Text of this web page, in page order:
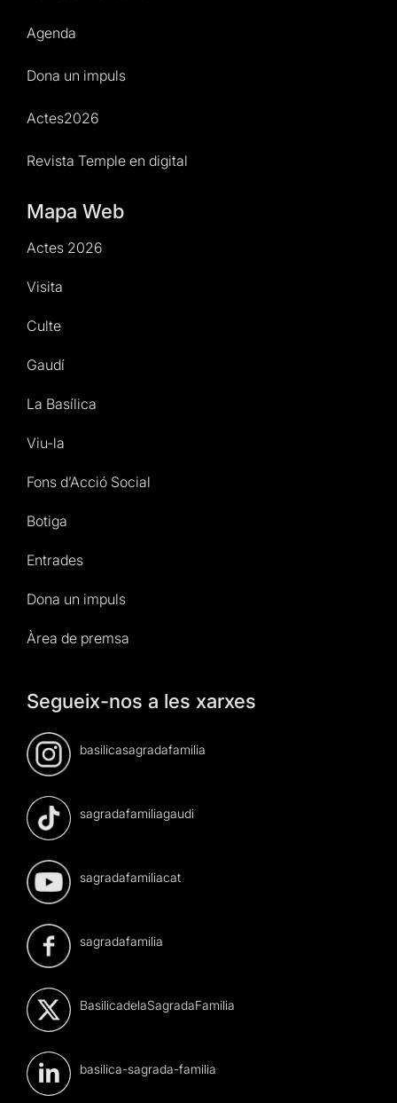
Agenda
Dona un impuls
Actes2026
Revista Temple en digital
Mapa Web
Actes 2026
Visita
Culte
Gaudí
La Basílica
Viu-la
Fons d’Acció Social
Botiga
Entrades
Dona un impuls
Àrea de premsa
Segueix-nos a les xarxes
basilicasagradafamilia
sagradafamiliagaudi
sagradafamiliacat
sagradafamilia
BasilicadelaSagradaFamilia
basilica-sagrada-familia